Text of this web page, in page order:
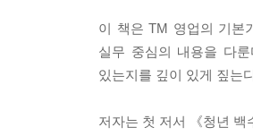
자신의 목표를 설정하는
고 아무 데나 가게 되니
어진 목표를 달성하기 위
--- p.155
이 책은 TM 영업의 기본
실무 중심의 내용을 다
있는지를 깊이 있게 짚는
저자는 첫 저서 《청년